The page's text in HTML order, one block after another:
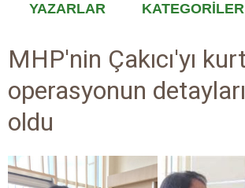
YAZARLAR KATEGORİLER
MHP'nin Çakıcı'yı
operasyonun
oldu